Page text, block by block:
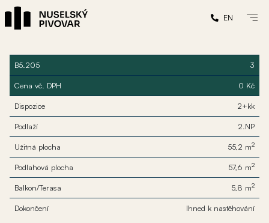
EN
B5.205 3
Cena vč. DPH 0 Kč
Dispozice 2+kk
Podlaží 2.NP
Užitná plocha 55,2 m2
Podlahová plocha 57,6 m2
Balkon/Terasa 5,8 m2
Dokončení Ihned k nastěhování